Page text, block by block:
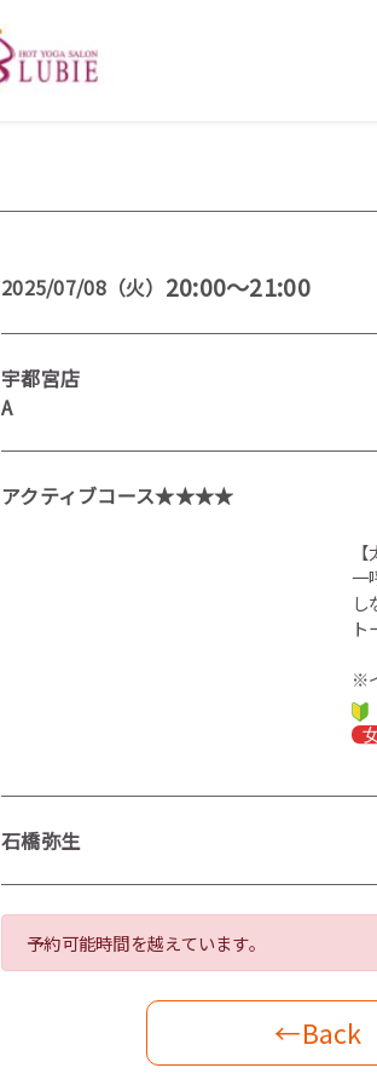
2025/07/08（火） 20:00～21:00
宇都宮店
A
アクティブコース★★★★
一
し
※
石橋弥生
予約可能時間を越えています。
←Back